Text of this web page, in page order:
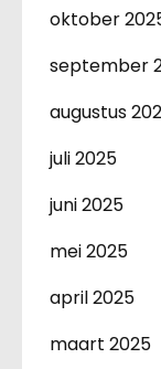
oktober
september
augustus
juli 2025
juni 2025
mei 2025
april 2025
maart 2025